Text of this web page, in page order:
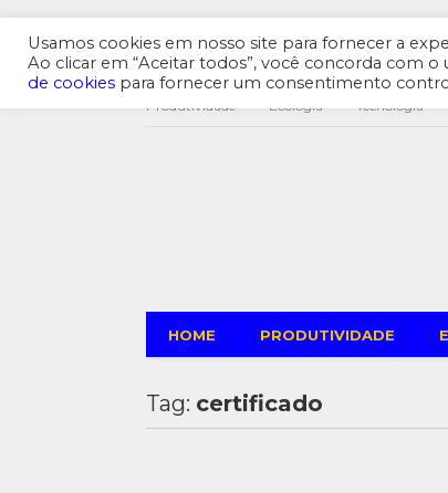
Produtividade Ecologia Tecnologia
HOME PRODUTIVIDADE
Tag: certificado
Usamos cookies em nosso site para fornecer a
Ao clicar em “Aceitar todos”, você concorda com
de cookies para fornecer um consentimento